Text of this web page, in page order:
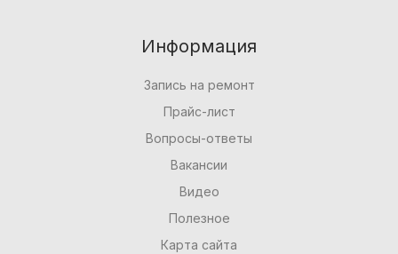
Информация
Запись на ремонт
Прайс-лист
Вопросы-ответы
Вакансии
Видео
Полезное
Карта сайта